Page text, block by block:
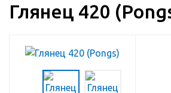
Глянец 420